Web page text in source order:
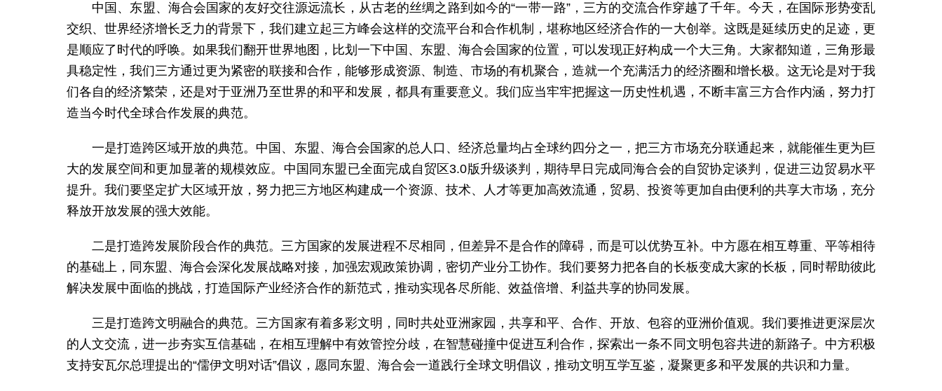
中国、东盟、海合会国家的友好交往源远流长，从古老的丝绸之路到如今的“一带一路”，三方的交流合作穿越了千年。今天，在国际形势变乱
交织、世界经济增长乏力的背景下，我们建立起三方峰会这样的交流平台和合作机制，堪称地区经济合作的一大创举。这既是延续历史的足迹，更
是顺应了时代的呼唤。如果我们翻开世界地图，比划一下中国、东盟、海合会国家的位置，可以发现正好构成一个大三角。大家都知道，三角形最
具稳定性，我们三方通过更为紧密的联接和合作，能够形成资源、制造、市场的有机聚合，造就一个充满活力的经济圈和增长极。这无论是对于我
们各自的经济繁荣，还是对于亚洲乃至世界的和平和发展，都具有重要意义。我们应当牢牢把握这一历史性机遇，不断丰富三方合作内涵，努力打
造当今时代全球合作发展的典范。
一是打造跨区域开放的典范。中国、东盟、海合会国家的总人口、经济总量均占全球约四分之一，把三方市场充分联通起来，就能催生更为巨
大的发展空间和更加显著的规模效应。中国同东盟已全面完成自贸区3.0版升级谈判，期待早日完成同海合会的自贸协定谈判，促进三边贸易水平
提升。我们要坚定扩大区域开放，努力把三方地区构建成一个资源、技术、人才等更加高效流通，贸易、投资等更加自由便利的共享大市场，充分
释放开放发展的强大效能。
二是打造跨发展阶段合作的典范。三方国家的发展进程不尽相同，但差异不是合作的障碍，而是可以优势互补。中方愿在相互尊重、平等相待
的基础上，同东盟、海合会深化发展战略对接，加强宏观政策协调，密切产业分工协作。我们要努力把各自的长板变成大家的长板，同时帮助彼此
解决发展中面临的挑战，打造国际产业经济合作的新范式，推动实现各尽所能、效益倍增、利益共享的协同发展。
三是打造跨文明融合的典范。三方国家有着多彩文明，同时共处亚洲家园，共享和平、合作、开放、包容的亚洲价值观。我们要推进更深层次
的人文交流，进一步夯实互信基础，在相互理解中有效管控分歧，在智慧碰撞中促进互利合作，探索出一条不同文明包容共进的新路子。中方积极
支持安瓦尔总理提出的“儒伊文明对话”倡议，愿同东盟、海合会一道践行全球文明倡议，推动文明互学互鉴，凝聚更多和平发展的共识和力量。